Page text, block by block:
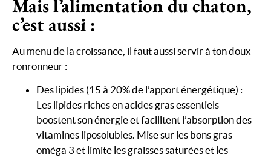
Mais l’alimentation du chaton,
c’est aussi :
Au menu de la croissance, il faut aussi servir à ton doux
ronronneur :
Des lipides (15 à 20% de l’apport énergétique) :
Les lipides riches en acides gras essentiels
boostent son énergie et facilitent l’absorption des
vitamines liposolubles. Mise sur les bons gras
oméga 3 et limite les graisses saturées et les